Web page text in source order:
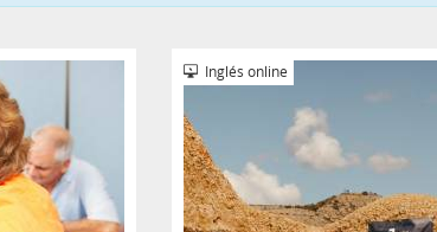
Inglés online